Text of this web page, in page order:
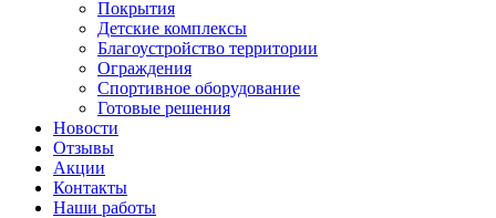
Покрытия
Детские комплексы
Благоустройство территории
Ограждения
Спортивное оборудование
Готовые решения
Новости
Отзывы
Акции
Контакты
Наши работы